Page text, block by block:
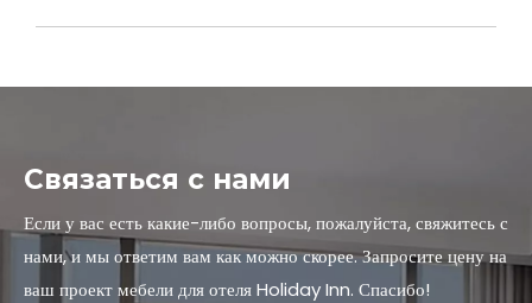
Связаться с нами
Если у вас есть какие-либо вопросы, пожалуйста, свяжитесь с
нами, и мы ответим вам как можно скорее. Запросите цену на
ваш проект мебели для отеля Holiday Inn. Спасибо!